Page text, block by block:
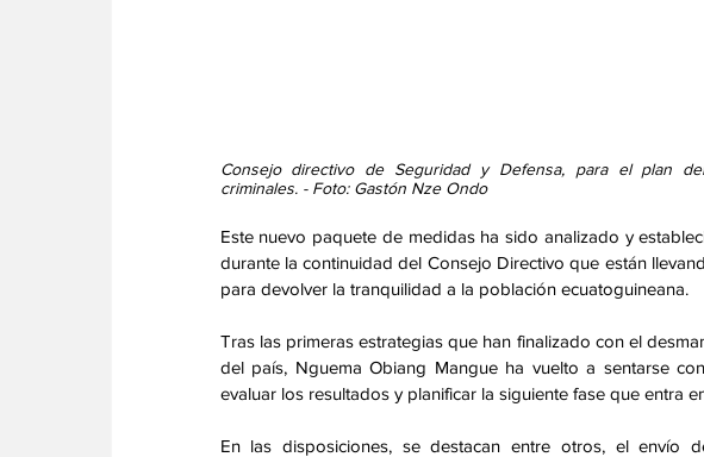
Consejo directivo de Seguridad y Defensa, para el plan
criminales. - Foto: Gastón Nze Ondo
Este nuevo paquete de medidas ha sido analizado y
durante la continuidad del Consejo Directivo que están
para devolver la tranquilidad a la población ecuatoguineana.
Tras las primeras estrategias que han finalizado con el
del país, Nguema Obiang Mangue ha vuelto a sentarse
evaluar los resultados y planificar la siguiente fase que entra
En las disposiciones, se destacan entre otros, el